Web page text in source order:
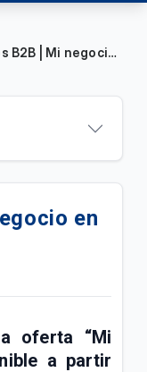
Productos B2B | Mi negocio en línea
| B2B
Lite | B2B en
oferta “Mi
a partir